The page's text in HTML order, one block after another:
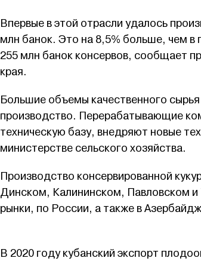
Впервые в этой отрасли удалось
млн банок. Это на 8,5% больше, чем
255 млн банок консервов, сообщает
края.
Большие объемы качественного
производство. Перерабатывающие
техническую базу, внедряют новые
министерстве сельского хозяйства.
Производство консервированной
Динском, Калининском, Павловском
рынки, по России, а также в
В 2020 году кубанский экспорт